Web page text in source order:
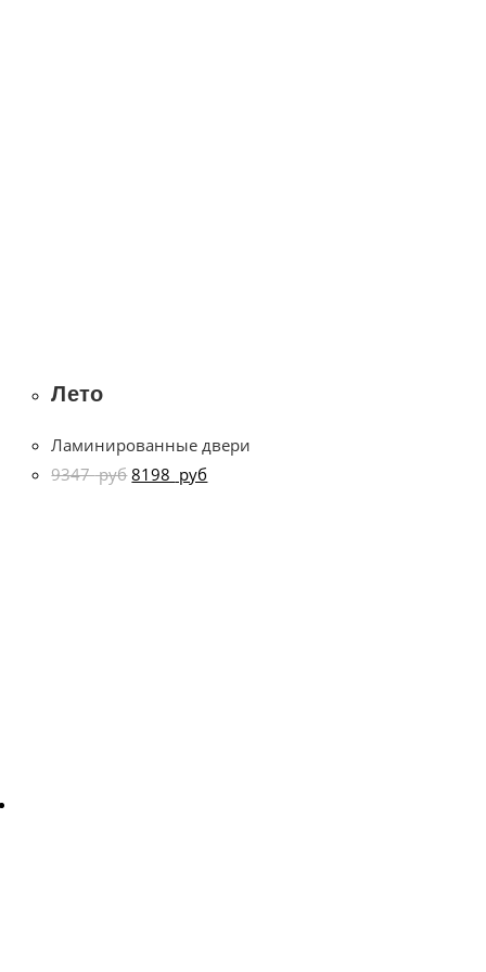
Лето
Ламинированные двери
9347руб 8198 руб